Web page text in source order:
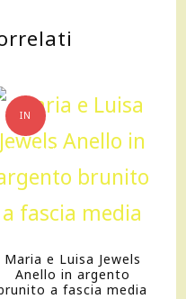
IN
OFFERTA!
Maria e Luisa Jewels
Anello in argento
a fascia media